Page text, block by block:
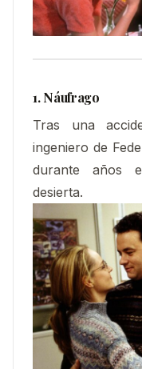
1. Náufrago
Tras una
ingeniero de
durante años
desierta.